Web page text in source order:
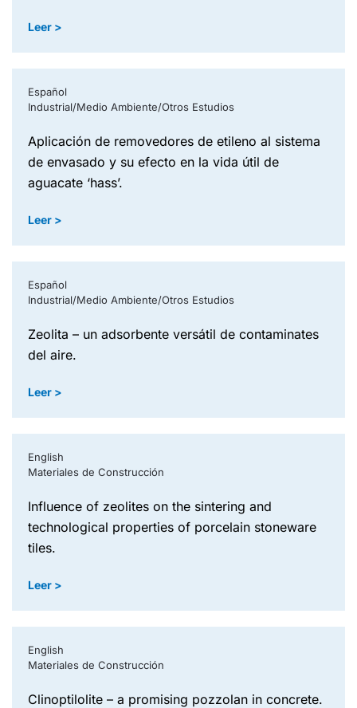
Leer >
Español
Industrial/Medio Ambiente/Otros Estudios
aplicación de removedores de etileno al sistema
de envasado y su efecto en la vida útil de
aguacate ‘hass’.
Leer >
Español
Industrial/Medio Ambiente/Otros Estudios
zeolita – un adsorbente versátil de contaminates
del aire.
Leer >
English
Materiales de Construcción
influence of zeolites on the sintering and
technological properties of porcelain stoneware
tiles.
Leer >
English
Materiales de Construcción
clinoptilolite – a promising pozzolan in concrete.